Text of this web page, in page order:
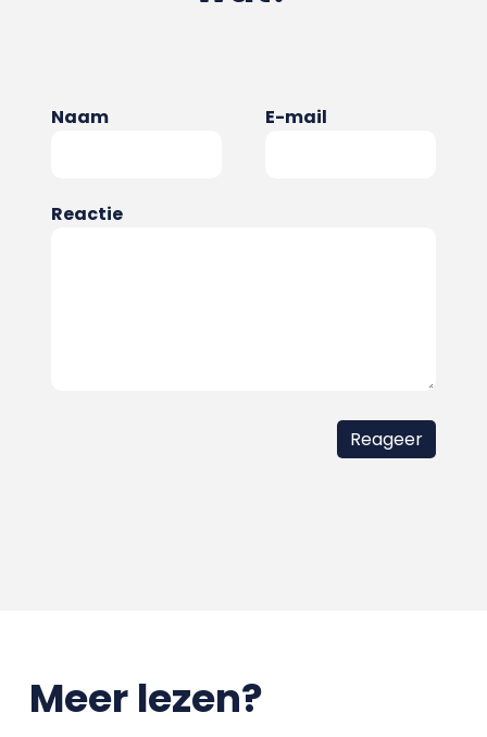
Naam E-mail
Reactie
Meer lezen?